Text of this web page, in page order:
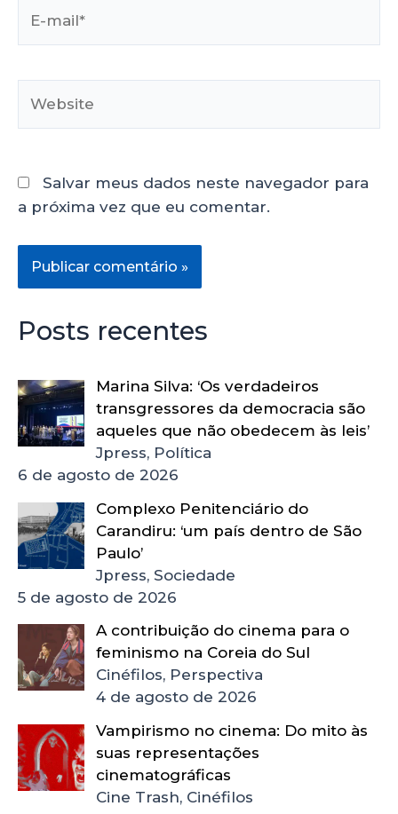
Salvar meus dados neste navegador para
a próxima vez que eu comentar.
Posts recentes
Marina Silva: ‘Os verdadeiros
transgressores da democracia são
aqueles que não obedecem às leis’
Jpress, Política
6 de agosto de 2026
Complexo Penitenciário do
Carandiru: ‘um país dentro de São
Paulo’
Jpress, Sociedade
5 de agosto de 2026
A contribuição do cinema para o
feminismo na Coreia do Sul
Cinéfilos, Perspectiva
4 de agosto de 2026
Vampirismo no cinema: Do mito às
suas representações
cinematográficas
Cine Trash, Cinéfilos